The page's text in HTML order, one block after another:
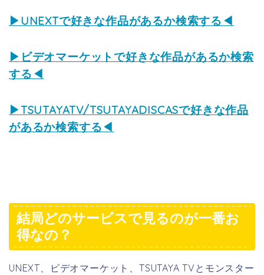
▶UNEXTで好きな作品があるか検索する◀
▶ビデオマーケットで好きな作品があるか検索
する◀
▶TSUTAYATV/TSUTAYADISCASで好きな作品
があるか検索する◀
結局どのサービスで見るのが一番お
得なの？
UNEXT、ビデオマーケット、TSUTAYA TVとモンスター